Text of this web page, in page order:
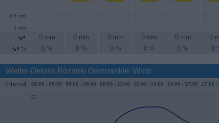
0.5 mm
1 mm
0 mm 0 mm 0 mm 0 mm 0 mm
0
%
0 % 0 % 0 % 0 % 0 % 0
Wetter-Details Różanki Gorzowskie: Wind
Interval 02:00 - 05:00 05:00 - 08:00 08:00 - 11:00 11:00 - 14:00 14:00 - 17:00 17:00 -
20